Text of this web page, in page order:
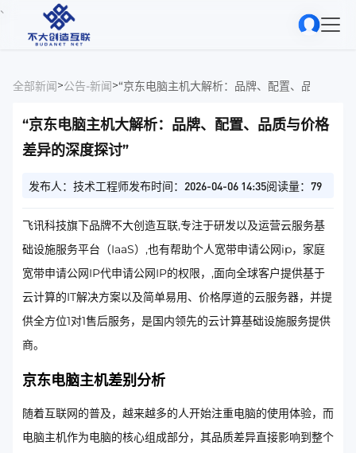
、
全部新闻>公告-新闻>“京东电脑主机大解析：品牌、配置、品质与价
“京东电脑主机大解析：品牌、配置、品质与价格
差异的深度探讨”
发布人：技术工程师发布时间：2026-04-06 14:35阅读量：79
飞讯科技旗下品牌不大创造互联,专注于研发以及运营云服务基
础设施服务平台（IaaS）,也有帮助个人宽带申请公网ip，家庭
宽带申请公网IP代申请公网IP的权限，,面向全球客户提供基于
云计算的IT解决方案以及简单易用、价格厚道的云服务器，并提
供全方位1对1售后服务，是国内领先的云计算基础设施服务提供
商。
京东电脑主机差别分析
随着互联网的普及，越来越多的人开始注重电脑的使用体验，而
电脑主机作为电脑的核心组成部分，其品质差异直接影响到整个